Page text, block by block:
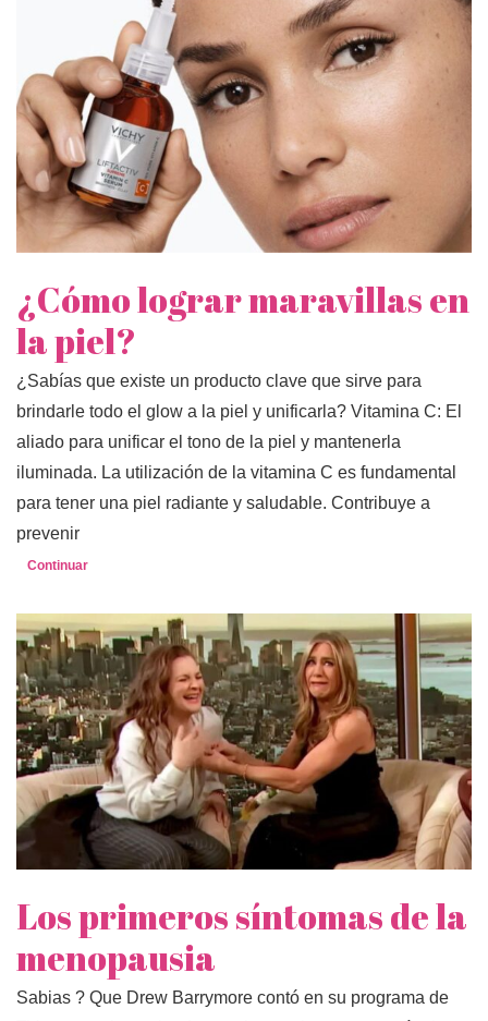
¿Cómo lograr maravillas en
la piel?
¿Sabías que existe un producto clave que sirve para
brindarle todo el glow a la piel y unificarla? Vitamina C: El
aliado para unificar el tono de la piel y mantenerla
iluminada. La utilización de la vitamina C es fundamental
para tener una piel radiante y saludable. Contribuye a
prevenir
Continuar
Los primeros síntomas de la
menopausia
Sabias ? Que Drew Barrymore contó en su programa de